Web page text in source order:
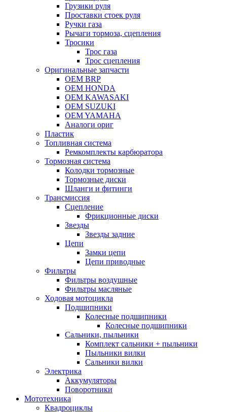
Грузики руля
Проставки стоек руля
Ручки газа
Рычаги тормоза, сцепления
Тросики
Трос газа
Трос сцепления
Оригинальные запчасти
OEM BRP
OEM HONDA
OEM KAWASAKI
OEM SUZUKI
OEM YAMAHA
Аналоги ориг
Пластик
Топливная система
Ремкомплекты карбюратора
Тормозная система
Колодки тормозные
Тормозные диски
Шланги и фитинги
Трансмиссия
Cцепление
Фрикционные диски
Звезды
Звезды задние
Цепи
Замки цепи
Цепи приводные
Фильтры
Фильтры воздушные
Фильтры масляные
Ходовая мотоцикла
Подшипники
Колесные подшипники
Колесные подшипники
Сальники, пыльники
Комплект сальники + пыльники
Пыльники вилки
Сальники вилки
Электрика
Аккумуляторы
Поворотники
Мототехника
Квадроциклы